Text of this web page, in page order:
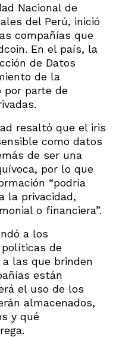
Nacional de
del Perú, inició
compañías que
En el país, la
de Datos
de la
por parte de
resaltó que el iris
como datos
de ser una
por lo que
“podría
la privacidad,
o financiera”.
a los
de
las que brinden
están
el uso de los
almacenados,
y qué